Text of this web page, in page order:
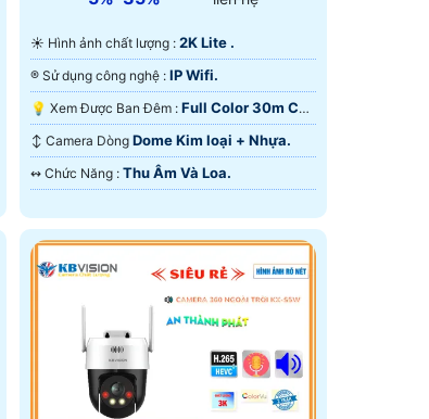
☀️ Hình ảnh chất lượng : 2K Lite .
®️ Sử dụng công nghệ : IP Wifi.
💡 Xem Được Ban Đêm : Full Color 30m Có
Màu Ban Ðêm.
↕️ Camera Dòng Dome Kim loại + Nhựa.
️↭ Chức Năng : Thu Âm Và Loa.